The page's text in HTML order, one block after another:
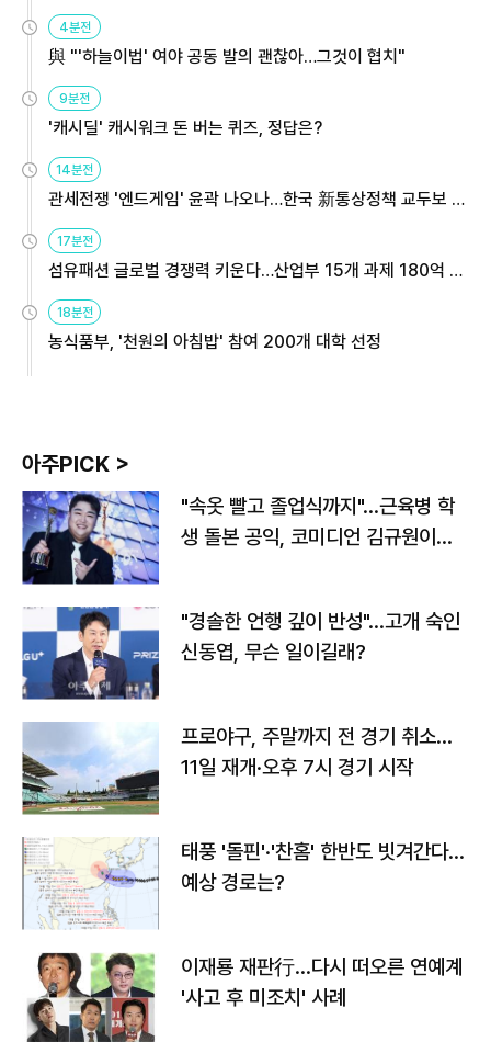
4분전
與 "'하늘이법' 여야 공동 발의 괜찮아…그것이 협치"
9분전
'캐시딜' 캐시워크 돈 버는 퀴즈, 정답은?
14분전
관세전쟁 '엔드게임' 윤곽 나오나…한국 新통상정책 교두보 활
17분전
섬유패션 글로벌 경쟁력 키운다…산업부 15개 과제 180억 지
18분전
농식품부, '천원의 아침밥' 참여 200개 대학 선정
아주PICK >
"속옷 빨고 졸업식까지"…근육병 학
생 돌본 공익, 코미디언 김규원이었
"경솔한 언행 깊이 반성"…고개 숙인
신동엽, 무슨 일이길래?
프로야구, 주말까지 전 경기 취소…
11일 재개·오후 7시 경기 시작
태풍 '돌핀'·'찬홈' 한반도 빗겨간다…
예상 경로는?
이재룡 재판行…다시 떠오른 연예계
'사고 후 미조치' 사례